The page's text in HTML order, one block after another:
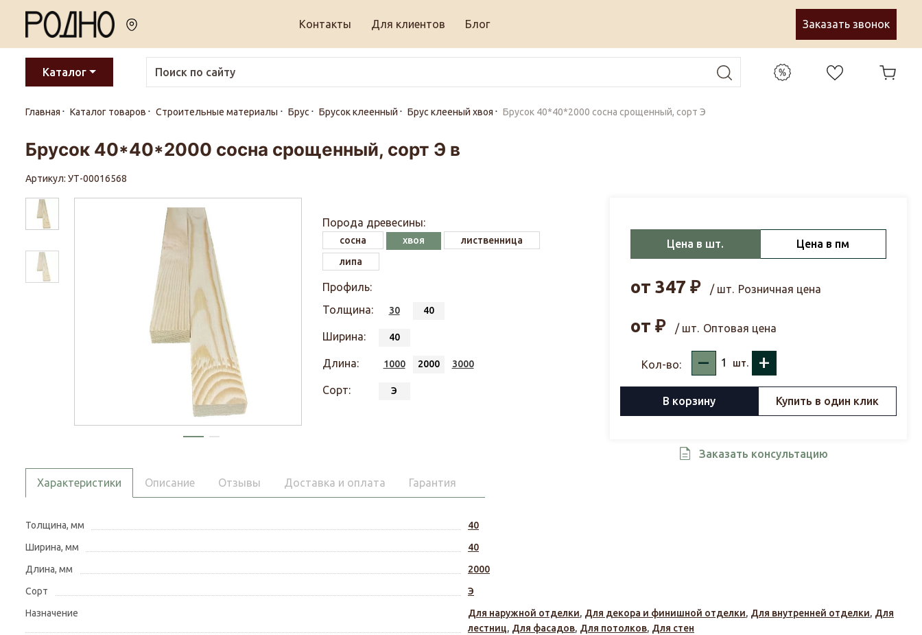
Контакты Для клиентов Блог Заказать звонок
Каталог
Главная Каталог товаров Строительные материалы Брус Брусок клеенный Брус клееный хвоя Брусок 40*40*2000 сосна срощенный, сорт Э
Брусок 40*40*2000 сосна срощенный, сорт Э в
Артикул: УТ-00016568
Порода древесины:
сосна хвоя
лиственница
липа
Профиль:
Толщина:
30 40
Ширина: 40
Длина: 1000 2000 3000
Сорт: Э
Цена в шт. Цена в пм
от 347 ₽ / шт. Розничная цена
от ₽ / шт. Оптовая цена
Кол-во: – шт. +
В корзину Купить в один клик
Заказать консультацию
Характеристики Описание Отзывы Доставка и оплата Гарантия
Толщина, мм
40
Ширина, мм
40
Длина, мм
2000
Сорт
Э
Назначение
Для наружной отделки, Для декора и финишной отделки, Для внутренней отделки, Для
лестниц, Для фасадов, Для потолков, Для стен